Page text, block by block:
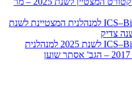
פרס ICS–BioAnalytics למנהלנית המצטיינת לשנת
פרס ICS–BioAnalytics לשנת 2025 למנהלנית